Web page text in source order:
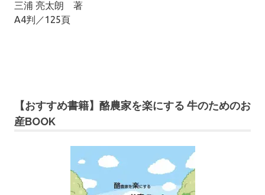
三浦 亮太朗 著
A4判／125頁
【おすすめ書籍】酪農家を楽にする 牛のためのお
産BOOK